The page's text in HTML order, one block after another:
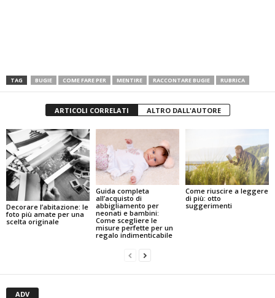
TAG BUGIE COME FARE PER MENTIRE RACCONTARE BUGIE RUBRICA
ARTICOLI CORRELATI ALTRO DALL'AUTORE
Decorare l’abitazione: le
foto più amate per una
scelta originale
Guida completa
all’acquisto di
abbigliamento per
neonati e bambini:
Come scegliere le
misure perfette per un
regalo indimenticabile
Come riuscire a leggere
di più: otto
suggerimenti
ADV